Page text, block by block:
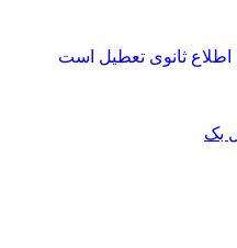
اطلاع ثانوی تعطیل است
بک